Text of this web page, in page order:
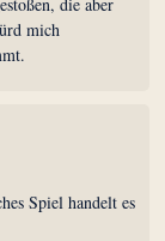
mich
Spiel handelt es